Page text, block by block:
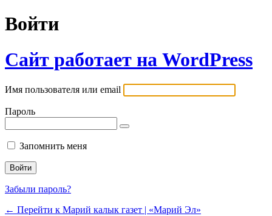
Войти
Сайт работает на WordPress
Имя пользователя или email
Пароль
Запомнить меня
Забыли пароль?
← Перейти к Марий калык газет | «Марий Эл»